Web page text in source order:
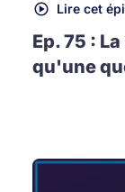
Lire cet
Ep. 75 :
qu'une